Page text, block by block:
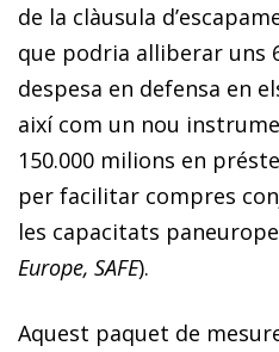
de la clàusula
que podria alliberar uns
despesa en defensa en
així com un nou
150.000 milions en
per facilitar compres
les capacitats
Europe, SAFE).
Aquest paquet de